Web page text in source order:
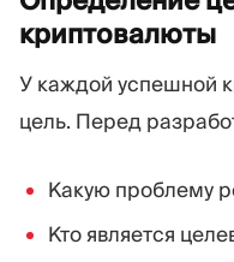
криптовалюты
У каждой успешной
цель. Перед
Какую проблему
Кто является